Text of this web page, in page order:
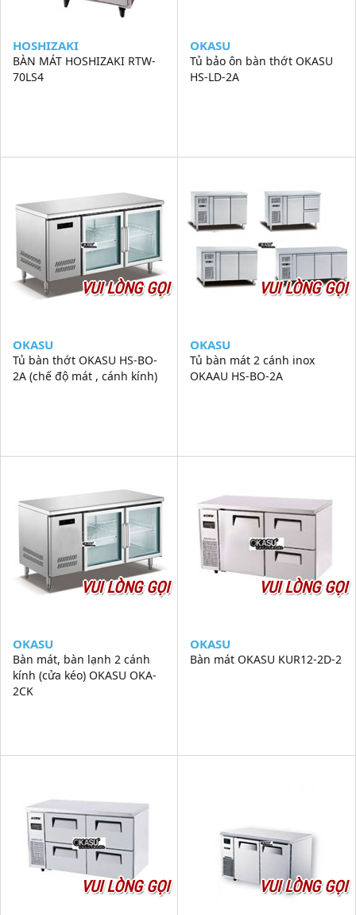
HOSHIZAKI
BÀN MÁT HOSHIZAKI RTW-
70LS4
OKASU
Tủ bảo ôn bàn thớt OKASU
HS-LD-2A
VUI LÒNG GỌI
OKASU
Tủ bàn thớt OKASU HS-BO-
2A (chế độ mát , cánh kính)
VUI LÒNG GỌI
OKASU
Tủ bàn mát 2 cánh inox
OKAAU HS-BO-2A
VUI LÒNG GỌI
OKASU
Bàn mát, bàn lạnh 2 cánh
kính (cửa kéo) OKASU OKA-
2CK
VUI LÒNG GỌI
OKASU
Bàn mát OKASU KUR12-2D-2
VUI LÒNG GỌI VUI LÒNG GỌI